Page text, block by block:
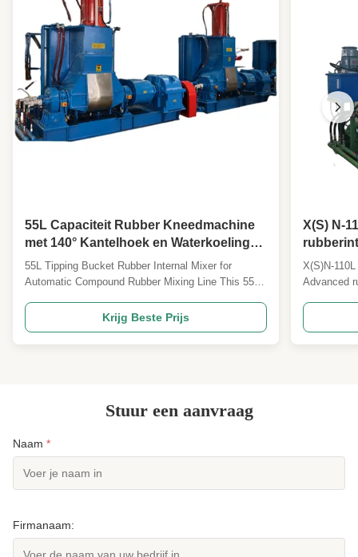
High Light:
Vierkolom hydraulische vulcaniserende
pers
,
Houding Hydraulische vulcaniserende pers
,
400*400 mm Tafelhydraulische
vulcaniserende pers
55L Capaciteit Rubber Kneedmachine
met 140° Kantelhoek en Waterkoeling
voor Automatische Rubbermenging
55L Tipping Bucket Rubber Internal Mixer for
Automatic Compound Rubber Mixing Line This 55L
efficient compound rubber mixing in automated
production lines, offering precise control and reliable
performance for industrial rubber processing ...
Krijg Beste Prijs
X(S) N-
laag
X(S)N-
Advanced
Asked
volume
Stuur een aanvraag
Naam *
Firmanaam: